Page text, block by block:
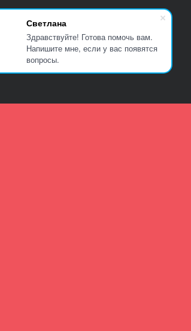
Светлана
Здравствуйте! Готова помочь вам.
Напишите мне, если у вас появятся
вопросы.